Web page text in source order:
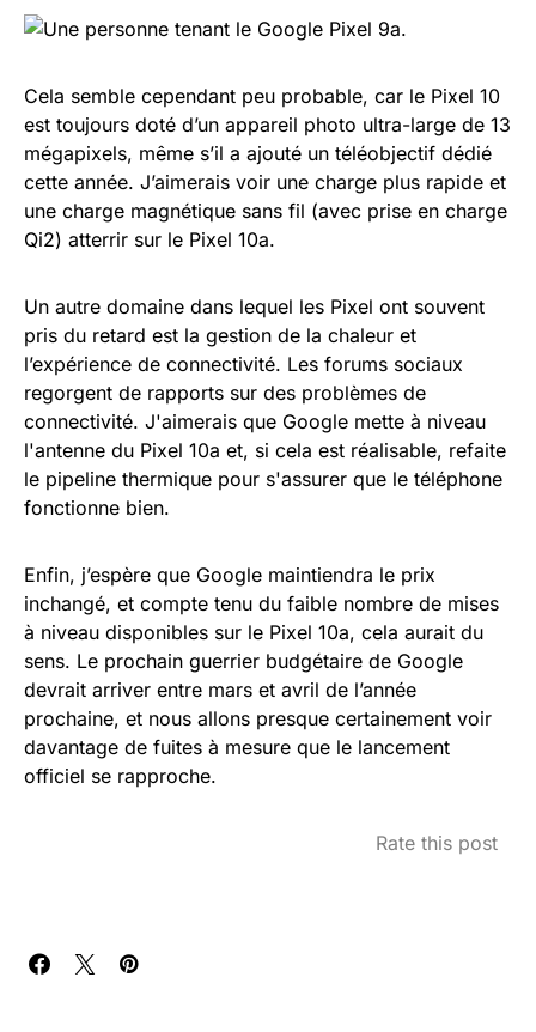
Cela semble cependant peu probable, car le Pixel 10
est toujours doté d’un appareil photo ultra-large de 13
mégapixels, même s’il a ajouté un téléobjectif dédié
cette année. J’aimerais voir une charge plus rapide et
une charge magnétique sans fil (avec prise en charge
Qi2) atterrir sur le Pixel 10a.
Un autre domaine dans lequel les Pixel ont souvent
pris du retard est la gestion de la chaleur et
l’expérience de connectivité. Les forums sociaux
regorgent de rapports sur des problèmes de
connectivité. J'aimerais que Google mette à niveau
l'antenne du Pixel 10a et, si cela est réalisable, refaite
le pipeline thermique pour s'assurer que le téléphone
fonctionne bien.
Enfin, j’espère que Google maintiendra le prix
inchangé, et compte tenu du faible nombre de mises
à niveau disponibles sur le Pixel 10a, cela aurait du
sens. Le prochain guerrier budgétaire de Google
devrait arriver entre mars et avril de l’année
prochaine, et nous allons presque certainement voir
davantage de fuites à mesure que le lancement
officiel se rapproche.
Rate this post